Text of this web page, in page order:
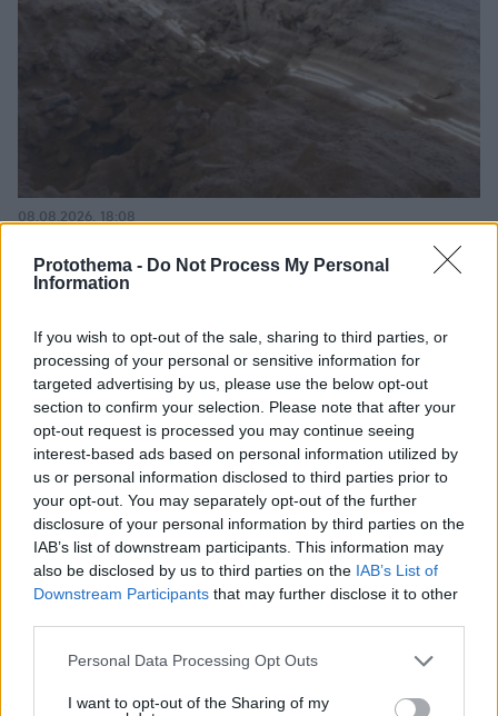
Protothema - Do Not Process My Personal
Information
If you wish to opt-out of the sale, sharing to third parties, or
processing of your personal or sensitive information for
targeted advertising by us, please use the below opt-out
section to confirm your selection. Please note that after your
opt-out request is processed you may continue seeing
interest-based ads based on personal information utilized by
us or personal information disclosed to third parties prior to
your opt-out. You may separately opt-out of the further
disclosure of your personal information by third parties on the
IAB’s list of downstream participants. This information may
also be disclosed by us to third parties on the IAB’s List of
Downstream Participants that may further disclose it to other
Please note that this website/app uses one or more Google
not limited to your visit or usage behaviour. You may click to
Personal Data Processing Opt Outs
I want to opt-out of the Sharing of my
Μυστήριο 3.500 ετών στη Σαντορίνη: Ο 15χρονος
που δεν πρόλαβε να ξεφύγει από το τσουνάμι
μπορεί ν' αλλάξει τη χρονολογία της μεγάλης
08.08.2026, 18:08